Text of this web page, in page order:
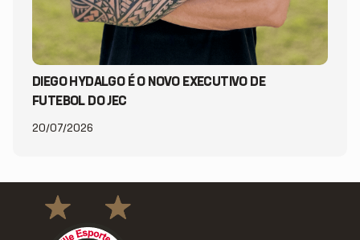
DIEGO HYDALGO É O NOVO EXECUTIVO DE
FUTEBOL DO JEC
20/07/2026